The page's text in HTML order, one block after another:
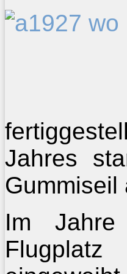
Jahres
Gummiseil
Im